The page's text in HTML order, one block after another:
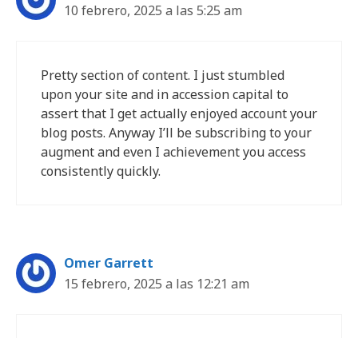
10 febrero, 2025 a las 5:25 am
Pretty section of content. I just stumbled
upon your site and in accession capital to
assert that I get actually enjoyed account your
blog posts. Anyway I’ll be subscribing to your
augment and even I achievement you access
consistently quickly.
Omer Garrett
15 febrero, 2025 a las 12:21 am